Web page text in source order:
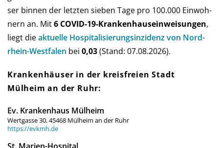
ser bin­nen der letz­ten sie­ben Tage pro 100.000 Ein­woh­
nern an. Mit6 COVID-19-Kranken­haus­ein­weisun­gen,
liegt dieaktu­elle Hos­pi­ta­li­sie­rungs­in­zi­denz von Nord­
rhein-West­falen bei 0,03(Stand: 07.08.2026).
Krankenhäuser in der kreis­freien Stadt
Mülheim an der Ruhr:
Ev. Krankenhaus Mülheim
Wertgasse 30, 45468 Mülheim an der Ruhr
https://evkmh.de